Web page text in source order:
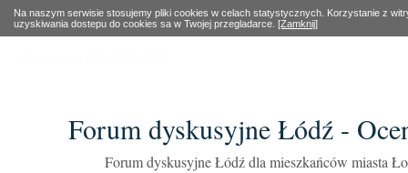
Na naszym serwisie stosujemy pliki cookies w celach statystycznych. Korzystanie z
uzyskiwania dostepu do cookies sa w Twojej przegladarce. [Zamknij]
Forum dyskusyjne Łódź -
Forum dyskusyjne Łódź dla mieszkańców miasta